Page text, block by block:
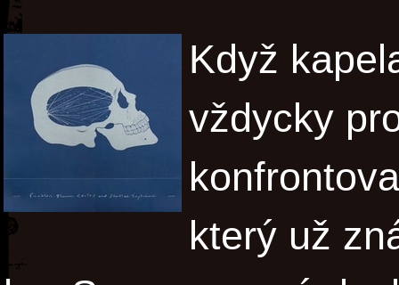
Když
vždycky
který už